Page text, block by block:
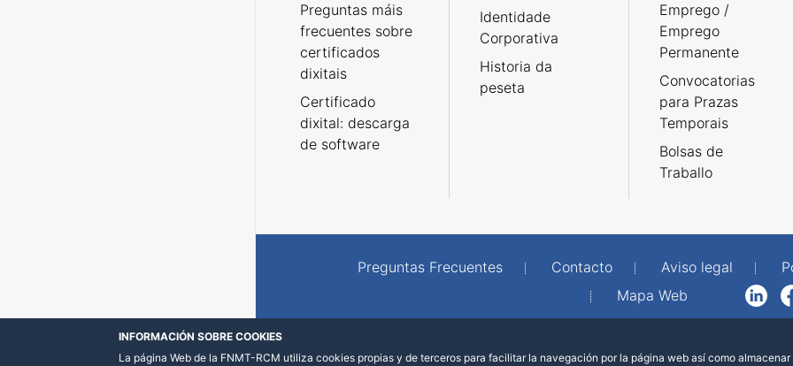
Preguntas máis
frecuentes sobre
certificados
dixitais
Certificado
dixital: descarga
de software
Identidade
Corporativa
Historia da
peseta
Emprego /
Emprego
Permanente
Convocatorias
para Prazas
Temporais
Bolsas de
Traballo
Preguntas Frecuentes Contacto Aviso legal
Mapa Web
LinkedInFacebook
INFORMACIÓN SOBRE COOKIES
La página Web de la FNMT-RCM utiliza cookies propias y de terceros para facilitar la navegación por la página web así como